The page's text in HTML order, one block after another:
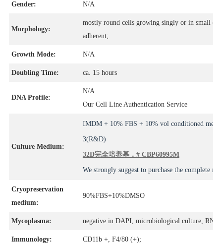
Gender: N/A
Morphology:
mostly round cells growing singly or in small
adherent;
Growth Mode: N/A
Doubling Time: ca. 15 hours
DNA Profile:
N/A
Our Cell Line Authentication Service
Culture Medium:
IMDM + 10% FBS + 10% vol conditioned
3(R&D)
32D完全培养基，# CBP60995M
We strongly suggest to purchase the complete
Cryopreservation
medium:
90%FBS+10%DMSO
Mycoplasma: negative in DAPI, microbiological culture, RNA
Immunology: CD11b +, F4/80 (+);